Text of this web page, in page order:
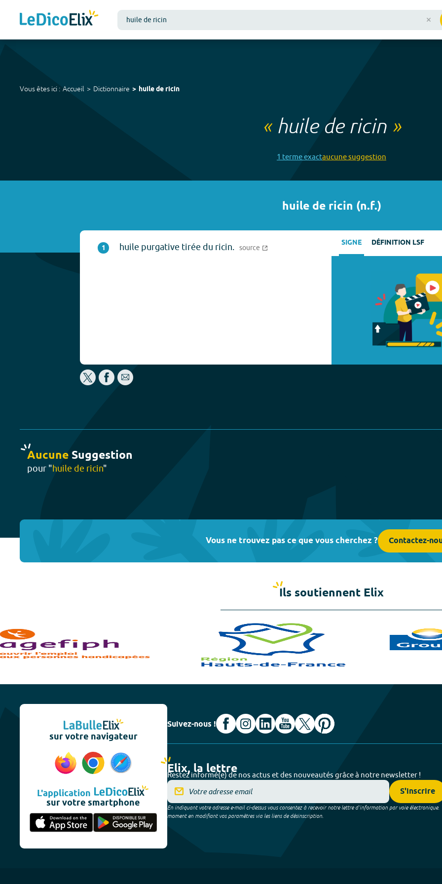
Vous êtes ici : Accueil Dictionnaire huile de ricin
« huile de ricin»
1 termeexactaucunesuggestion
huile de ricin (n.f.)
1 huile purgative tirée du ricin. source SIGNE DÉFINITION LSF
Aucune Suggestion
pour "huile de ricin"
Vous ne trouvez pas ce que vous cherchez ? Contactez-
Ils soutiennent Elix
sur votre navigateur
L'application
sur votre smartphone
Suivez-nous !
Elix, la lettre
Restez informé(e) de nos actus et des nouveautés grâce à notre newsletter !
S'inscrire
En indiquant votre adresse e-mail ci-dessus vous consentez à recevoir notre lettre d’information par voie électronique.
moment en modifiant vos paramètres via les liens de désinscription.